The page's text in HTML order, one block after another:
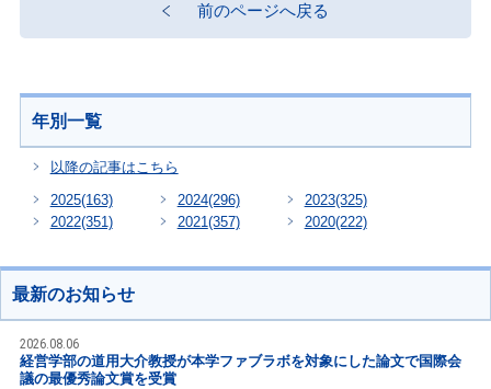
前のページへ戻る
年別一覧
以降の記事はこちら
2025(163) 2024(296) 2023(325)
2022(351) 2021(357) 2020(222)
最新のお知らせ
2026.08.06
経営学部の道用大介教授が本学ファブラボを対象にした論文で国際会
議の最優秀論文賞を受賞